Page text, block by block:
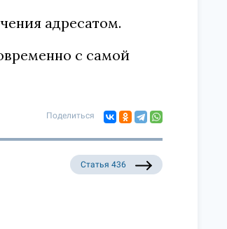
адресатом.
с самой
Поделиться
Статья 436